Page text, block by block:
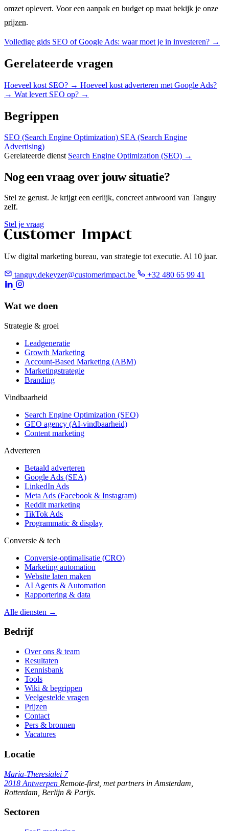
omzet oplevert. Voor een aanpak en budget op maat bekijk je onze
prijzen.
Volledige gids SEO of Google Ads: waar moet je in investeren? →
Gerelateerde vragen
Hoeveel kost SEO? → Hoeveel kost adverteren met Google Ads?
→ Wat levert SEO op? →
Begrippen
SEO (Search Engine Optimization) SEA (Search Engine
Advertising)
Gerelateerde dienst Search Engine Optimization (SEO) →
Nog een vraag over jouw situatie?
Stel ze gerust. Je krijgt een eerlijk, concreet antwoord van Tanguy
zelf.
Stel je vraag
Uw digital marketing bureau, van strategie tot executie. Al 10 jaar.
tanguy.dekeyzer@customerimpact.be +32 480 65 99 41
Wat we doen
Strategie & groei
Leadgeneratie
Growth Marketing
Account-Based Marketing (ABM)
Marketingstrategie
Branding
Vindbaarheid
Search Engine Optimization (SEO)
GEO agency (AI-vindbaarheid)
Content marketing
Adverteren
Betaald adverteren
Google Ads (SEA)
LinkedIn Ads
Meta Ads (Facebook & Instagram)
Reddit marketing
TikTok Ads
Programmatic & display
Conversie & tech
Conversie-optimalisatie (CRO)
Marketing automation
Website laten maken
AI Agents & Automation
Rapportering & data
Alle diensten →
Bedrijf
Over ons & team
Resultaten
Kennisbank
Tools
Wiki & begrippen
Veelgestelde vragen
Prijzen
Contact
Pers & bronnen
Vacatures
Locatie
Maria-Theresialei 7
2018 Antwerpen Remote-first, met partners in Amsterdam,
Rotterdam, Berlijn & Parijs.
Sectoren